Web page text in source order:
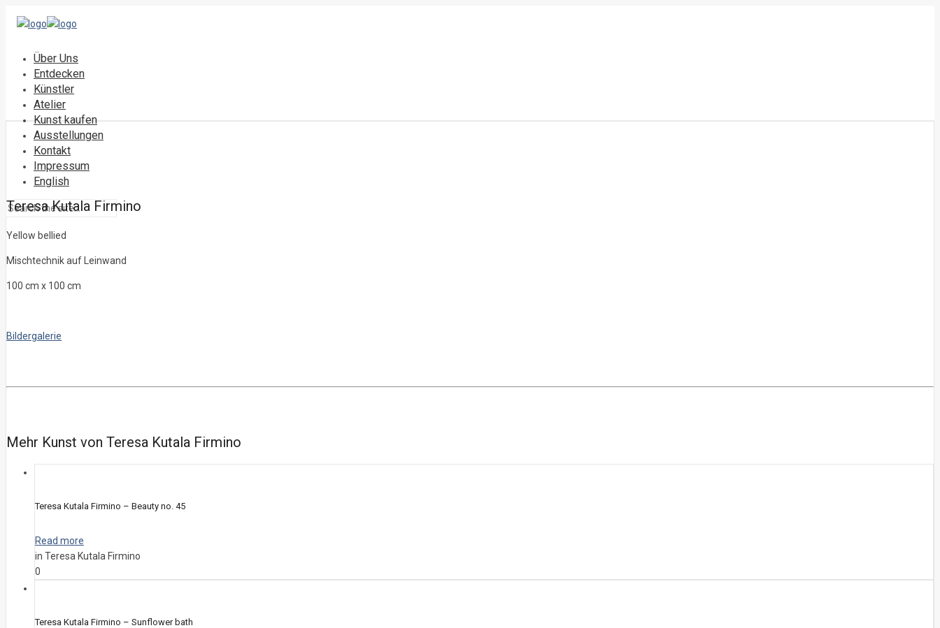
Über Uns
Entdecken
Künstler
Atelier
Kunst kaufen
Ausstellungen
Kontakt
Impressum
English
Teresa Kutala Firmino
Yellow bellied
Mischtechnik auf Leinwand
100 cm x 100 cm
Bildergalerie
Mehr Kunst von Teresa Kutala Firmino
Teresa Kutala Firmino – Beauty no. 45
Read more
in Teresa Kutala Firmino
0
Teresa Kutala Firmino – Sunflower bath